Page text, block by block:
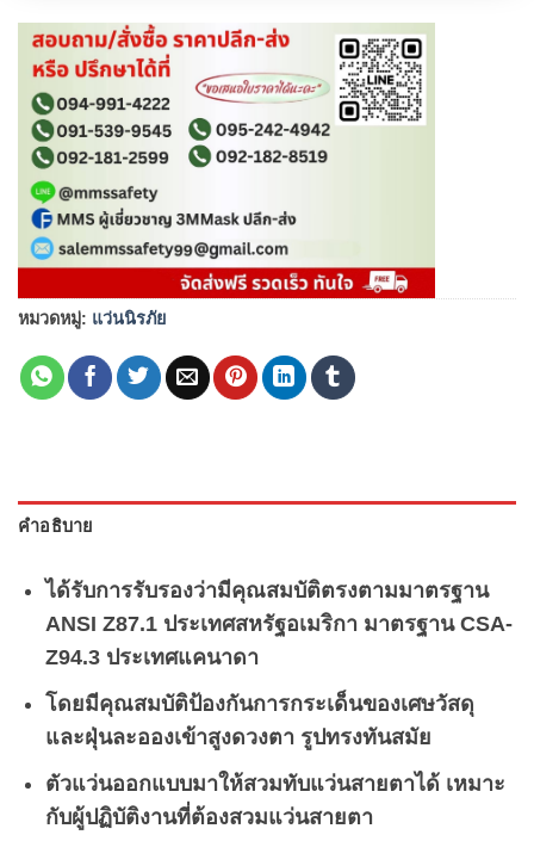
หมวดหมู่: แว่นนิรภัย
คำอธิบาย
ได้รับการรับรองว่ามีคุณสมบัติตรงตามมาตรฐาน
ANSI Z87.1 ประเทศสหรัฐอเมริกา มาตรฐาน CSA-
Z94.3 ประเทศแคนาดา
โดยมีคุณสมบัติป้องกันการกระเด็นของเศษวัสดุ
และฝุ่นละอองเข้าสูงดวงตา รูปทรงทันสมัย
ตัวแว่นออกแบบมาให้สวมทับแว่นสายตาได้ เหมาะ
กับผู้ปฏิบัติงานที่ต้องสวมแว่นสายตา